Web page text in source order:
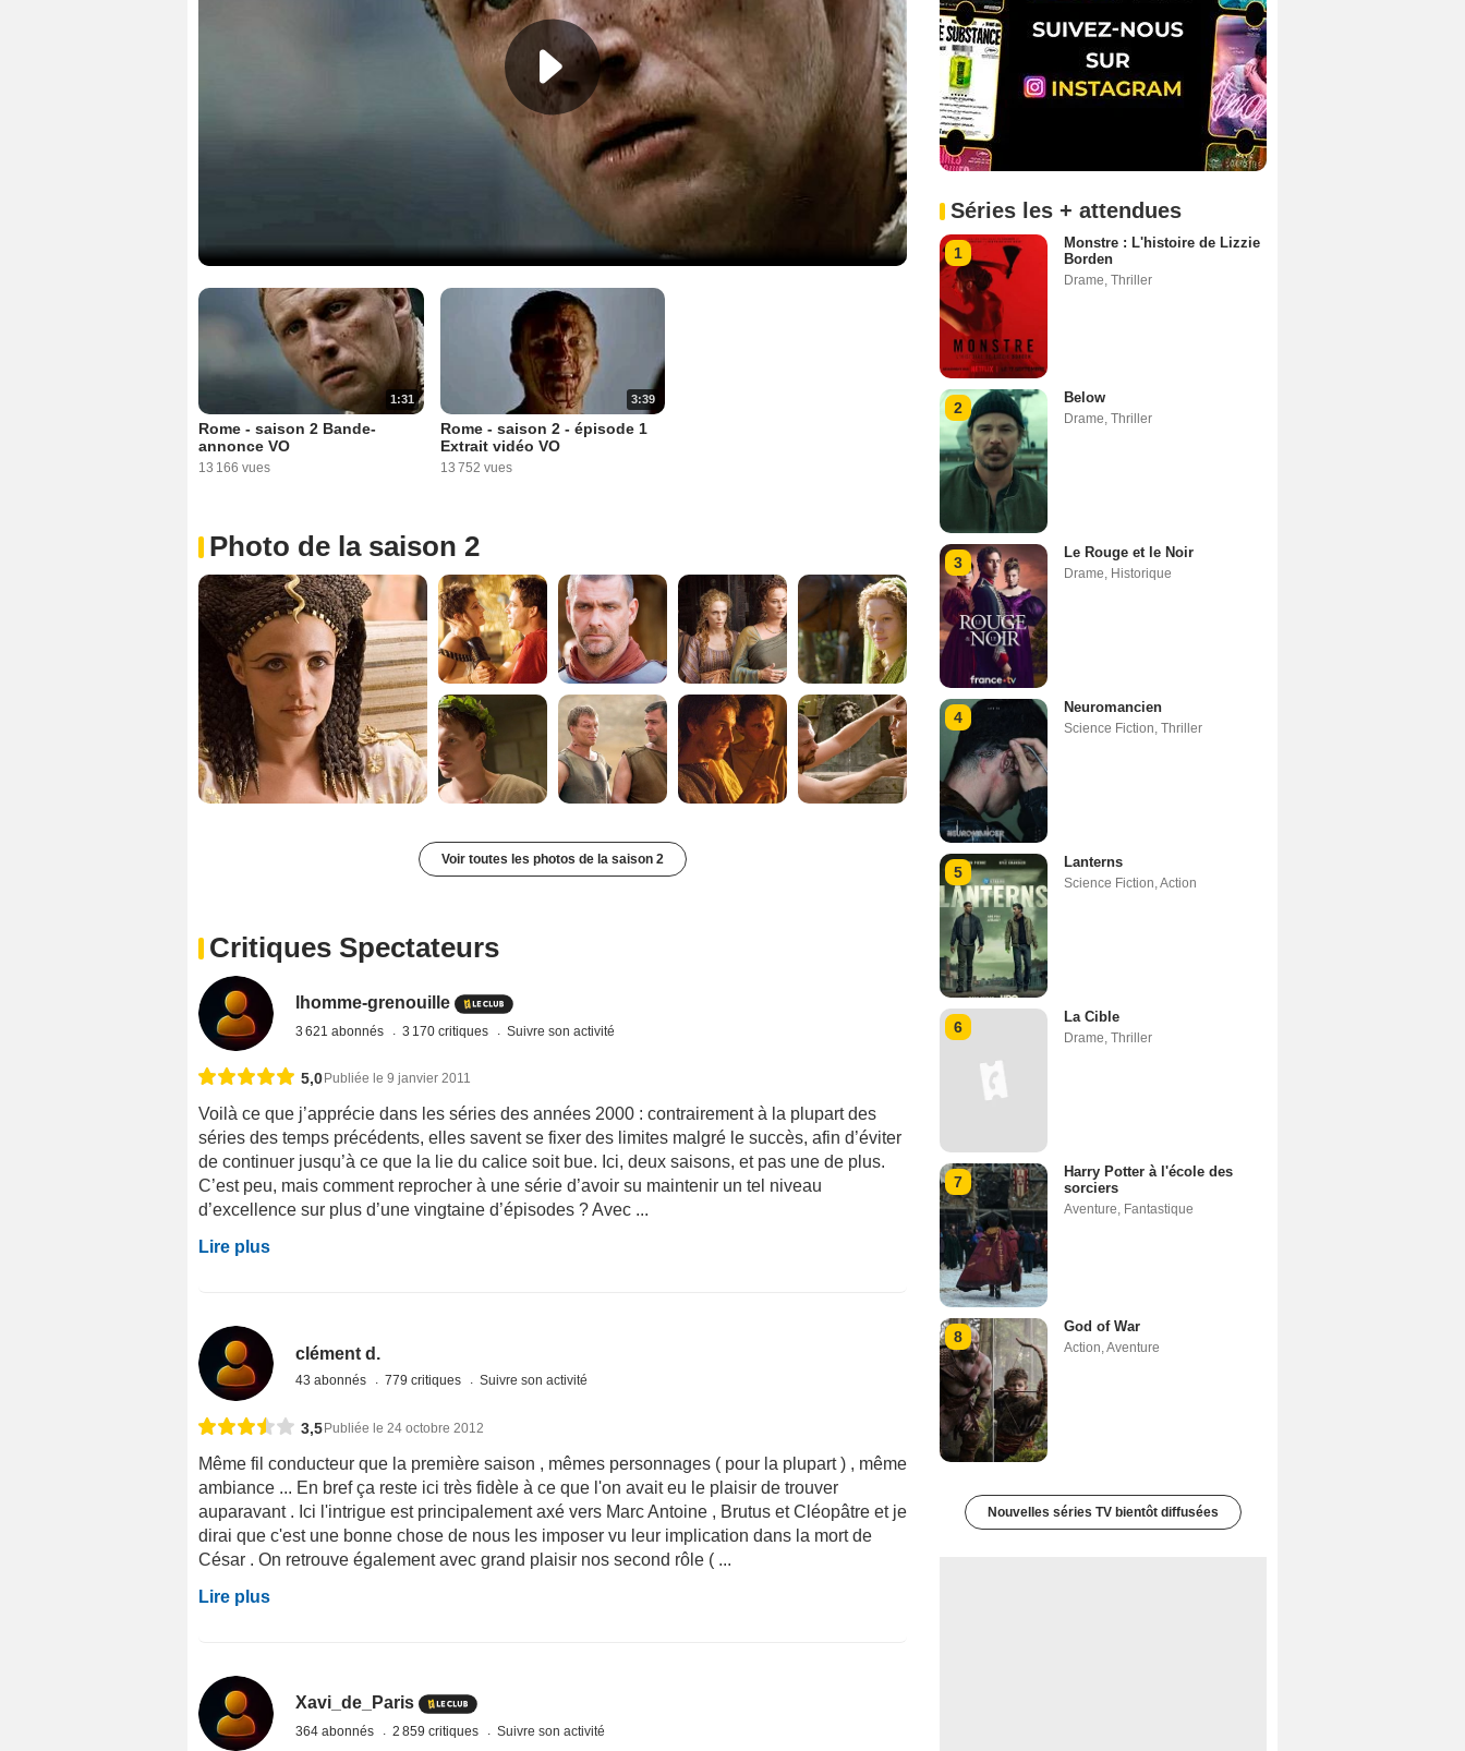
1:31
Rome - saison 2 Bande-
annonce VO
13 166 vues
3:39
Rome - saison 2 - épisode 1
Extrait vidéo VO
13 752 vues
Photo de la saison 2
Voir toutes les photos de la saison 2
Critiques Spectateurs
lhomme-grenouille
3 621 abonnés 3 170 critiques Suivre son activité
5,0 Publiée le 9 janvier 2011
Voilà ce que j’apprécie dans les séries des années 2000 : contrairement à la plupart des
séries des temps précédents, elles savent se fixer des limites malgré le succès, afin d’éviter
de continuer jusqu’à ce que la lie du calice soit bue. Ici, deux saisons, et pas une de plus.
C’est peu, mais comment reprocher à une série d’avoir su maintenir un tel niveau
d’excellence sur plus d’une vingtaine d’épisodes ? Avec ...
Lire plus
clément d.
43 abonnés 779 critiques Suivre son activité
3,5 Publiée le 24 octobre 2012
Même fil conducteur que la première saison , mêmes personnages ( pour la plupart ) , même
ambiance ... En bref ça reste ici très fidèle à ce que l'on avait eu le plaisir de trouver
auparavant . Ici l'intrigue est principalement axé vers Marc Antoine , Brutus et Cléopâtre et je
dirai que c'est une bonne chose de nous les imposer vu leur implication dans la mort de
César . On retrouve également avec grand plaisir nos second rôle ( ...
Lire plus
Xavi_de_Paris
364 abonnés 2 859 critiques Suivre son activité
Séries les + attendues
1
Monstre : L'histoire de Lizzie
Borden
Drame Thriller
2
Below
Drame Thriller
3
Le Rouge et le Noir
Drame Historique
4
Neuromancien
Science Fiction Thriller
5
Lanterns
Science Fiction Action
6
La Cible
Drame Thriller
7
Harry Potter à l'école des
sorciers
Aventure Fantastique
8
God of War
Action Aventure
Nouvelles séries TV bientôt diffusées